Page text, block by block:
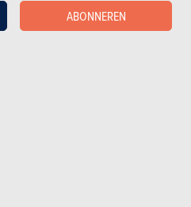
ABONNEREN